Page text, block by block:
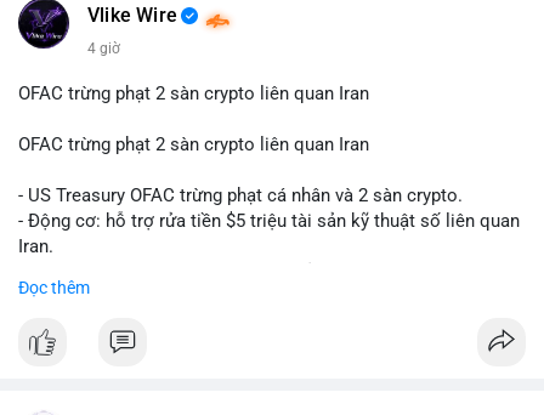
Vlike Wire
4 giờ
OFAC trừng phạt 2 sàn crypto liên quan Iran
OFAC trừng phạt 2 sàn crypto liên quan Iran
- US Treasury OFAC trừng phạt cá nhân và 2 sàn crypto.
- Động cơ: hỗ trợ rửa tiền $5 triệu tài sản kỹ thuật số liên quan
Iran.
- Tác động: rủi ro cho thị trường crypto, tăng áp lực pháp lý.
#binancesquare
Đọc thêm